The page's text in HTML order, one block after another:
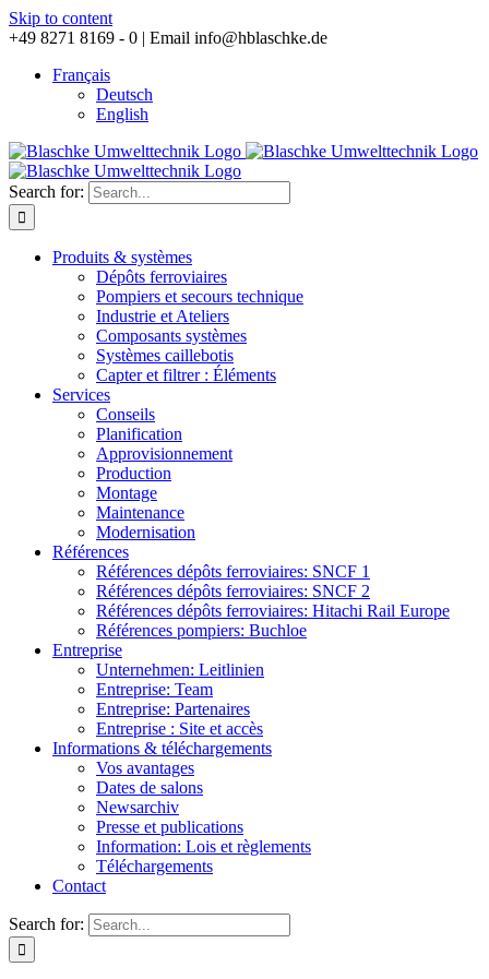
Skip to content
+49 8271 8169 - 0 | Email info@hblaschke.de
Français
Deutsch
English
Search for:
Produits & systèmes
Dépôts ferroviaires
Pompiers et secours technique
Industrie et Ateliers
Composants systèmes
Systèmes caillebotis
Capter et filtrer : Éléments
Services
Conseils
Planification
Approvisionnement
Production
Montage
Maintenance
Modernisation
Références
Références dépôts ferroviaires: SNCF 1
Références dépôts ferroviaires: SNCF 2
Références dépôts ferroviaires: Hitachi Rail Europe
Références pompiers: Buchloe
Entreprise
Unternehmen: Leitlinien
Entreprise: Team
Entreprise: Partenaires
Entreprise : Site et accès
Informations & téléchargements
Vos avantages
Dates de salons
Newsarchiv
Presse et publications
Information: Lois et règlements
Téléchargements
Contact
Search for: